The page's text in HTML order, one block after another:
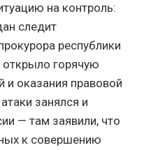
на контроль:
следит
республики
горячую
и оказания правовой
занялся и
— там заявили, что
к совершению